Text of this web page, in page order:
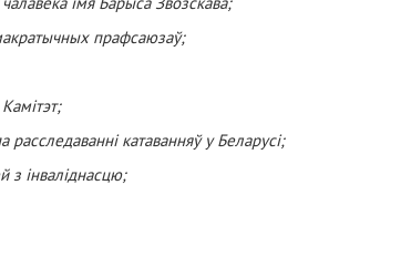
прафсаюзаў;
расследаванні катаванняў у Беларусі;
з інваліднасцю;